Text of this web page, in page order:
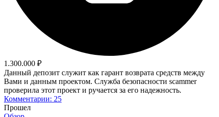
1.300.000 ₽
Данный депозит служит как гарант возврата средств между
Вами и данным проектом. Служба безопасности scammer
проверила этот проект и ручается за его надежность.
Комментарии: 25
Прошел